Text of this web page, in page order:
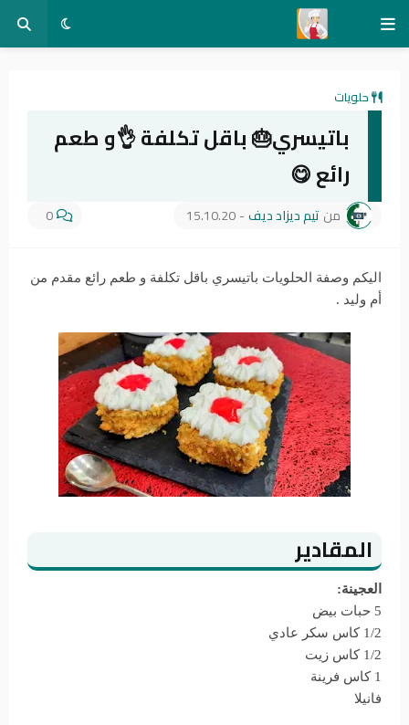
حلويات
باتيسري🎂 باقل تكلفة 👌و طعم
رائع 😋
من تيم ديزاد ديف-
15.10.20
0
اليكم وصفة الحلويات باتيسري باقل تكلفة و طعم رائع مقدم من
أم وليد .
المقادير
العجينة:
5 حبات بيض
1/2 كاس سكر عادي
1/2 كاس زيت
1 كاس فرينة
فانيلا